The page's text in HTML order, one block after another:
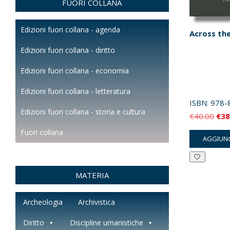
Across
ISBN:978-
€40.00 Il
€
FUORI COLLANA
Edizioni fuori collana - agenda
Edizioni fuori collana - diritto
Edizioni fuori collana - economia
Edizioni fuori collana - letteratura
Edizioni fuori collana - storia e cultura
Fuori collana
MATERIA
Archeologia Archivistica
Diritto Discipline umanistiche